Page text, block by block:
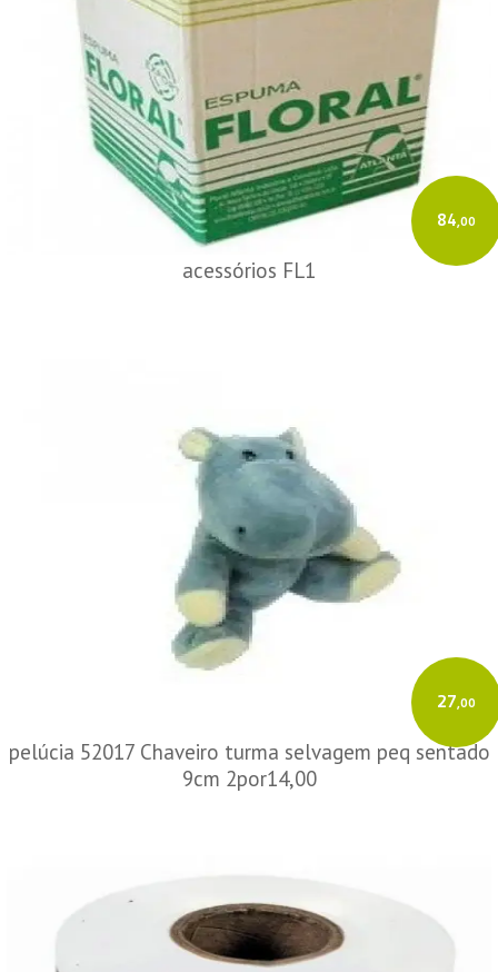
84,00
acessórios FL1
27,00
pelúcia 52017 Chaveiro turma selvagem peq sentado
9cm 2por14,00